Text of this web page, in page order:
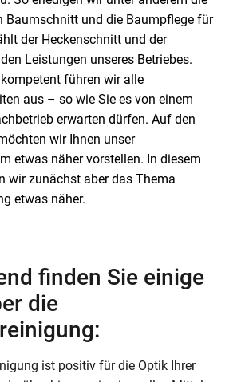
Baumschnitt und die Baumpflege für
der Heckenschnitt und der
Leistungen unseres Betriebes.
führen wir alle
aus – so wie Sie es von einem
erwarten dürfen. Auf den
wir Ihnen unser
etwas näher vorstellen. In diesem
wir zunächst aber das Thema
etwas näher.
finden Sie einige
die
ist positiv für die Optik Ihrer